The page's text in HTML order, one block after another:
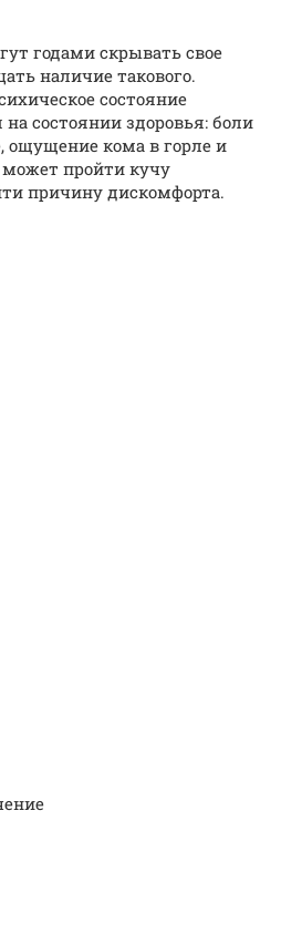
годами скрывать свое
наличие такового.
состояние
состоянии здоровья: боли
ощущение кома в горле и
пройти кучу
причину дискомфорта.